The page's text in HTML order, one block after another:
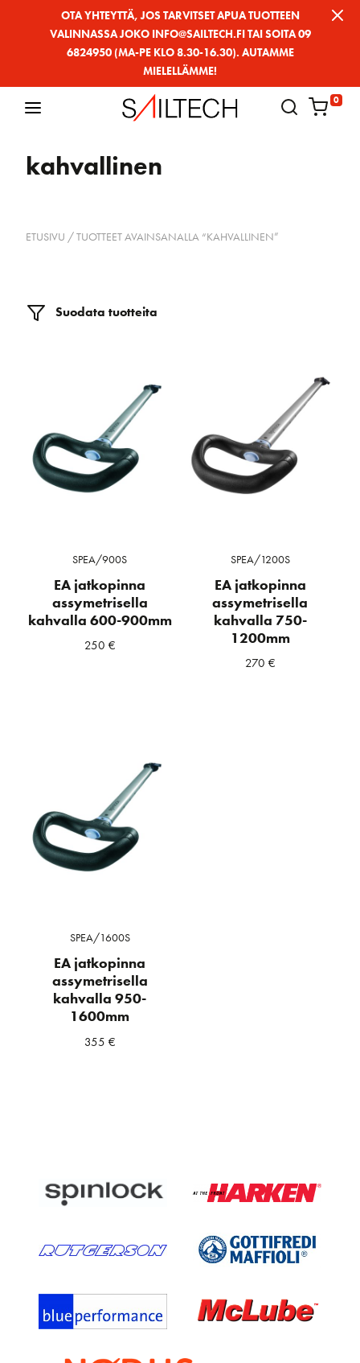
OTA YHTEYTTÄ, JOS TARVITSET APUA TUOTTEEN
VALINNASSA JOKO INFO@SAILTECH.FI TAI SOITA 09
6824950 (MA-PE KLO 8.30-16.30). AUTAMME
MIELELLÄMME!
0
kahvallinen
ETUSIVU / TUOTTEET AVAINSANALLA “KAHVALLINEN”
Suodata tuotteita
SPEA/900S
EA jatkopinna
assymetrisella
kahvalla 600-900mm
250 €
SPEA/1200S
EA jatkopinna
assymetrisella
kahvalla 750-
1200mm
270 €
SPEA/1600S
EA jatkopinna
assymetrisella
kahvalla 950-
1600mm
355 €